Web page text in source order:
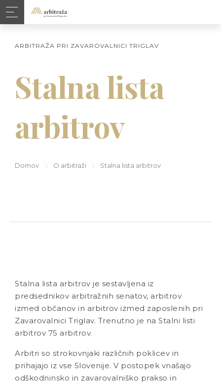
ARBITRAŽA PRI ZAVAROVALNICI TRIGLAV
Stalna lista
arbitrov
Domov O arbitraži Stalna lista arbitrov
Stalna lista arbitrov je sestavljena iz
predsednikov arbitražnih senatov, arbitrov
izmed občanov in arbitrov izmed zaposlenih pri
Zavarovalnici Triglav. Trenutno je na Stalni listi
arbitrov 75 arbitrov.
Arbitri so strokovnjaki različnih poklicev in
prihajajo iz vse Slovenije. V postopek vnašajo
odškodninsko in zavarovalniško prakso in